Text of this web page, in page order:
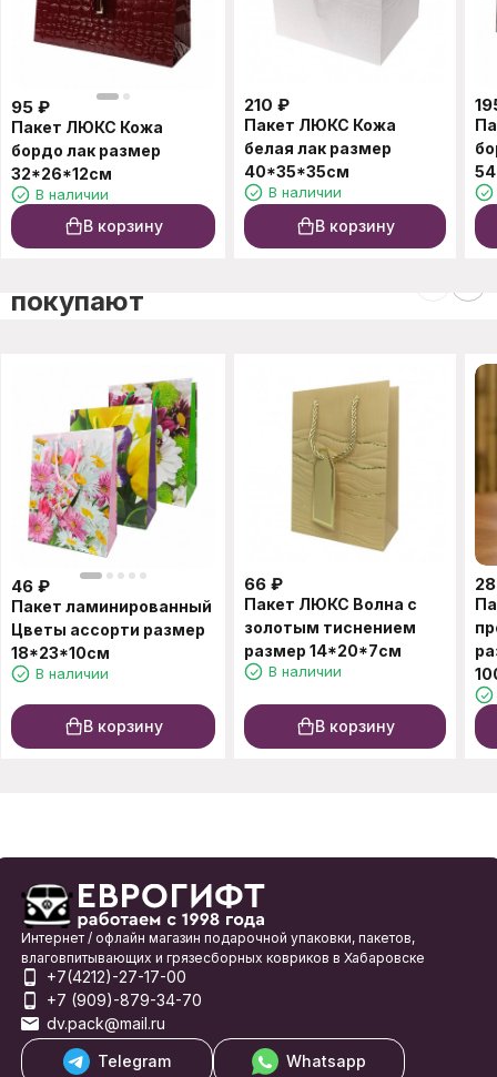
95 ₽
Пакет ЛЮКС Кожа
бордо лак размер
32*26*12см
В наличии
В корзину
210 ₽
Пакет ЛЮКС Кожа
белая лак размер
40*35*35см
В наличии
В корзину
покупают
46 ₽
Пакет ламинированный
Цветы ассорти размер
18*23*10см
В наличии
В корзину
66 ₽
Пакет ЛЮКС Волна с
золотым тиснением
размер 14*20*7см
В наличии
В корзину
Интернет / офлайн магазин подарочной упаковки, пакетов,
влаговпитывающих и грязесборных ковриков в Хабаровске
+7(4212)-27-17-00
+7 (909)-879-34-70
dv.pack@mail.ru
Telegram
Whatsapp